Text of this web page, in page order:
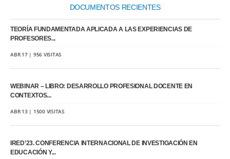
DOCUMENTOS RECIENTES
TEORÍA FUNDAMENTADA APLICADA A LAS EXPERIENCIAS DE
PROFESORES...
ABR 17 | 956 VISITAS
WEBINAR – LIBRO: DESARROLLO PROFESIONAL DOCENTE EN
CONTEXTOS...
ABR 13 | 1500 VISITAS
IRED’23. CONFERENCIA INTERNACIONAL DE INVESTIGACIÓN EN
EDUCACIÓN Y...